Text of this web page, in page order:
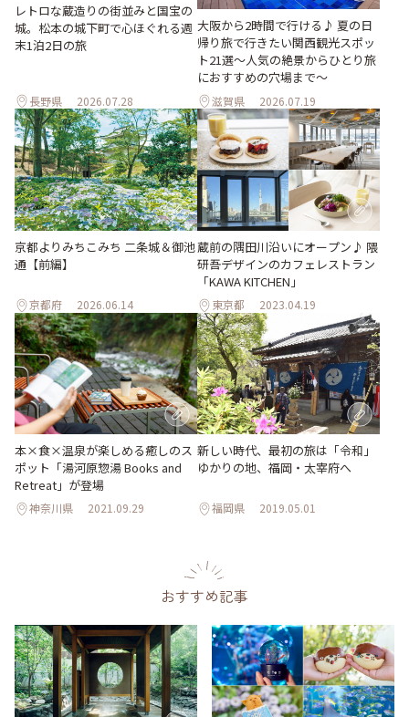
レトロな蔵造りの街並みと国宝の
城。松本の城下町で心ほぐれる週
末1泊2日の旅
長野県 2026.07.28
大阪から2時間で行ける♪ 夏の日
帰り旅で行きたい関西観光スポッ
ト21選～人気の絶景からひとり旅
におすすめの穴場まで～
滋賀県 2026.07.19
京都よりみちこみち 二条城＆御池
通【前編】
京都府 2026.06.14
蔵前の隅田川沿いにオープン♪ 隈
研吾デザインのカフェレストラン
「KAWA KITCHEN」
東京都 2023.04.19
本×食×温泉が楽しめる癒しのス
ポット「湯河原惣湯 Books and
Retreat」が登場
神奈川県 2021.09.29
新しい時代、最初の旅は「令和」
ゆかりの地、福岡・太宰府へ
福岡県 2019.05.01
おすすめ記事